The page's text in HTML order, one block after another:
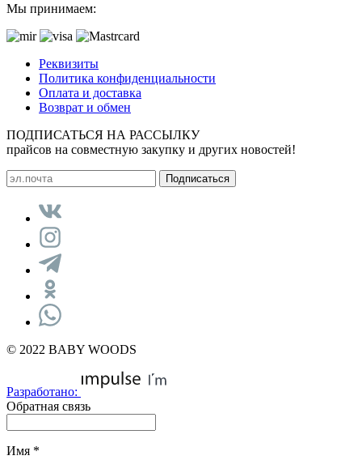
Мы принимаем:
Реквизиты
Политика конфиденциальности
Оплата и доставка
Возврат и обмен
ПОДПИСАТЬСЯ НА РАССЫЛКУ
прайсов на совместную закупку и других новостей!
© 2022 BABY WOODS
Разработано:
Обратная связь
Имя *